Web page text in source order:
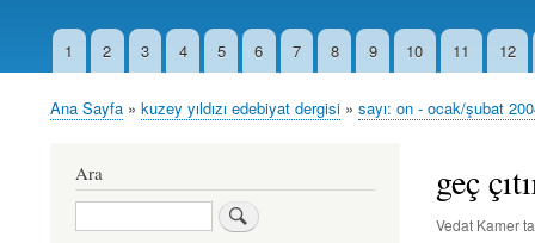
İkincil1 2 3 4 5 6 7 8 9 10 11 12
Sayfa
Ana Sayfa kuzey yıldızı edebiyat dergisi sayı: on - ocak/şubat
geç
Vedat Kamer
Ara
Ara